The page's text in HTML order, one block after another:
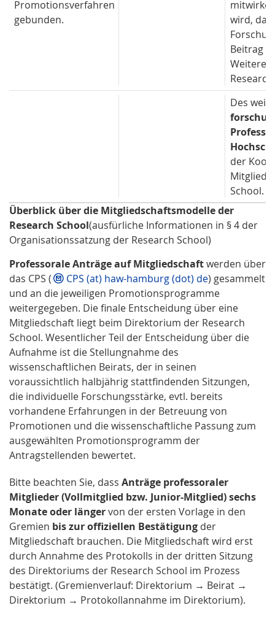
Promotionsverfahren
gebunden.
wird,
Beitrag
Des
der
School.
Überblick über die Mitgliedschaftsmodelle der
Research School(ausfürliche Informationen in § 4 der
Organisationssatzung der Research School)
Professorale Anträge auf Mitgliedschaftwerden über
das CPS (
CPS (at) haw-hamburg (dot) de) gesammelt
und an die jeweiligen Promotionsprogramme
weitergegeben. Die finale Entscheidung über eine
Mitgliedschaft liegt beim Direktorium der Research
School. Wesentlicher Teil der Entscheidung über die
Aufnahme ist die Stellungnahme des
wissenschaftlichen Beirats, der in seinen
voraussichtlich halbjährig stattfindenden Sitzungen,
die individuelle Forschungsstärke, evtl. bereits
vorhandene Erfahrungen in der Betreuung von
Promotionen und die wissenschaftliche Passung zum
ausgewählten Promotionsprogramm der
Antragstellenden bewertet.
Bitte beachten Sie, dass Anträge professoraler
Mitglieder (Vollmitglied bzw. Junior-Mitglied) sechs
Monate oder längervon der ersten Vorlage in den
Gremien bis zur offiziellen Bestätigung der
Mitgliedschaft brauchen. Die Mitgliedschaft wird erst
durch Annahme des Protokolls in der dritten Sitzung
des Direktoriums der Research School im Prozess
bestätigt. (Gremienverlauf: Direktorium → Beirat →
Direktorium → Protokollannahme im Direktorium).